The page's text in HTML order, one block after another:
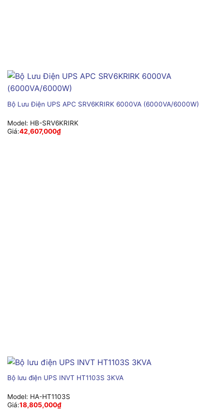
Bộ Lưu Điện UPS APC SRV6KRIRK 6000VA (6000VA/6000W)
Model: HB-SRV6KRIRK
Giá:42,607,000₫
Bộ lưu điện UPS INVT HT1103S 3KVA
Model: HA-HT1103S
Giá:18,805,000₫